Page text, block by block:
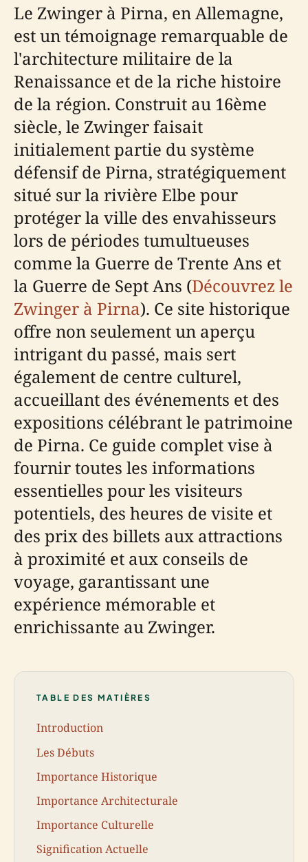
Le Zwinger à Pirna, en Allemagne,
est un témoignage remarquable de
l'architecture militaire de la
Renaissance et de la riche histoire
de la région. Construit au 16ème
siècle, le Zwinger faisait
initialement partie du système
défensif de Pirna, stratégiquement
situé sur la rivière Elbe pour
protéger la ville des envahisseurs
lors de périodes tumultueuses
comme la Guerre de Trente Ans et
la Guerre de Sept Ans (Découvrez le
Zwinger à Pirna). Ce site historique
offre non seulement un aperçu
intrigant du passé, mais sert
également de centre culturel,
accueillant des événements et des
expositions célébrant le patrimoine
de Pirna. Ce guide complet vise à
fournir toutes les informations
essentielles pour les visiteurs
potentiels, des heures de visite et
des prix des billets aux attractions
à proximité et aux conseils de
voyage, garantissant une
expérience mémorable et
enrichissante au Zwinger.
TABLE DES MATIÈRES
Introduction
Les Débuts
Importance Historique
Importance Architecturale
Importance Culturelle
Signification Actuelle